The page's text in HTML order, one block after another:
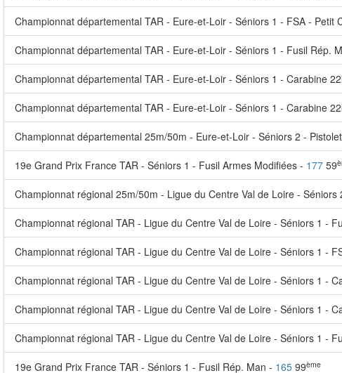
Championnat départemental TAR - Eure-et-Loir - Séniors 1 - FSA - Petit
Championnat départemental TAR - Eure-et-Loir - Séniors 1 - Fusil Rép.
Championnat départemental TAR - Eure-et-Loir - Séniors 1 - Carabine
Championnat départemental TAR - Eure-et-Loir - Séniors 1 - Carabine
Championnat départemental 25m/50m - Eure-et-Loir - Séniors 2 -
19e Grand Prix France TAR - Séniors 1 - Fusil Armes Modifiées - 177 59
Championnat régional 25m/50m - Ligue du Centre Val de Loire -
Championnat régional TAR - Ligue du Centre Val de Loire - Séniors 1 -
Championnat régional TAR - Ligue du Centre Val de Loire - Séniors 1 -
Championnat régional TAR - Ligue du Centre Val de Loire - Séniors 1 -
Championnat régional TAR - Ligue du Centre Val de Loire - Séniors 1 -
Championnat régional TAR - Ligue du Centre Val de Loire - Séniors 1 -
19e Grand Prix France TAR - Séniors 1 - Fusil Rép. Man - 165 99ème